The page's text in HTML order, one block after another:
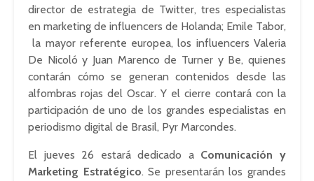
director de estrategia de Twitter, tres especialistas
en marketing de influencers de Holanda; Emile Tabor,
la mayor referente europea, los influencers Valeria
De Nicoló y Juan Marenco de Turner y Be, quienes
contarán cómo se generan contenidos desde las
alfombras rojas del Oscar. Y el cierre contará con la
participación de uno de los grandes especialistas en
periodismo digital de Brasil, Pyr Marcondes.
El jueves 26 estará dedicado a Comunicación y
Marketing Estratégico. Se presentarán los grandes